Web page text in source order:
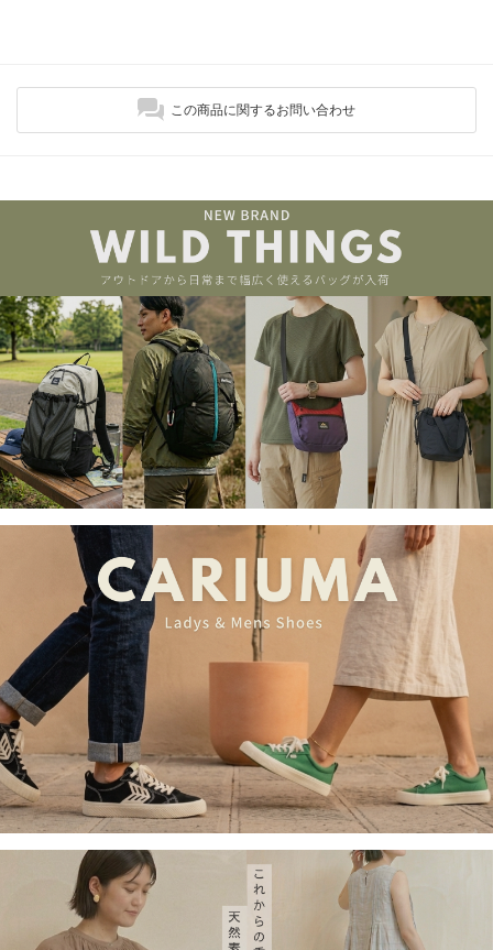
この商品に関するお問い合わせ